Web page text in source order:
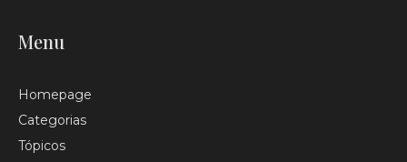
Menu
Homepage
Categorias
Tópicos